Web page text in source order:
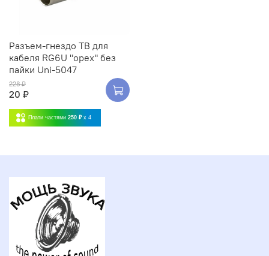
Разъем-гнездо ТВ для
кабеля RG6U "орех" без
пайки Uni-5047
228 ₽
20 ₽
Плати частями 250 ₽ x 4